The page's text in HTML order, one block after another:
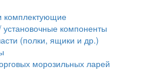
комплектующие
компоненты
(полки, ящики и др.)
морозильных ларей